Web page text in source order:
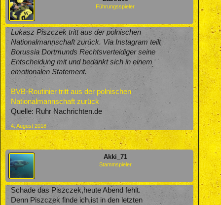
Führungsspieler
Lukasz Piszczek tritt aus der polnischen
Nationalmannschaft zurück. Via Instagram teilt
Borussia Dortmunds Rechtsverteidiger seine
Entscheidung mit und bedankt sich in einem
emotionalen Statement.
BVB-Routinier tritt aus der polnischen
Nationalmannschaft zurück
Quelle: Ruhr Nachrichten.de
4. August 2018
Akki_71
Stammspieler
Schade das Piszczek,heute Abend fehlt.
Denn Piszczek finde ich,ist in den letzten